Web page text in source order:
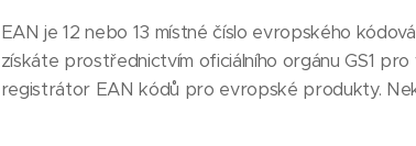
EAN je 12 nebo 13 místné číslo evropského
získáte prostřednictvím oficiálního orgánu GS1 pro
registrátor EAN kódů pro evropské produkty.